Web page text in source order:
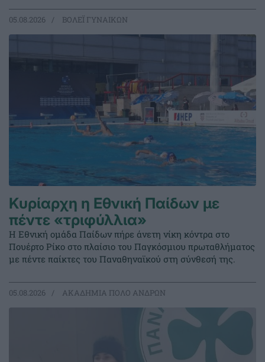
05.08.2026 ΒΟΛΕΪ ΓΥΝΑΙΚΩΝ
Κυρίαρχη η Εθνική Παίδων με
πέντε «τριφύλλια»
Η Εθνική ομάδα Παίδων πήρε άνετη νίκη κόντρα στο
Πουέρτο Ρίκο στο πλαίσιο του Παγκόσμιου πρωταθλήματος
με πέντε παίκτες του Παναθηναϊκού στη σύνθεσή της.
05.08.2026 ΑΚΑΔΗΜΙΑ ΠΟΛΟ ΑΝΔΡΩΝ